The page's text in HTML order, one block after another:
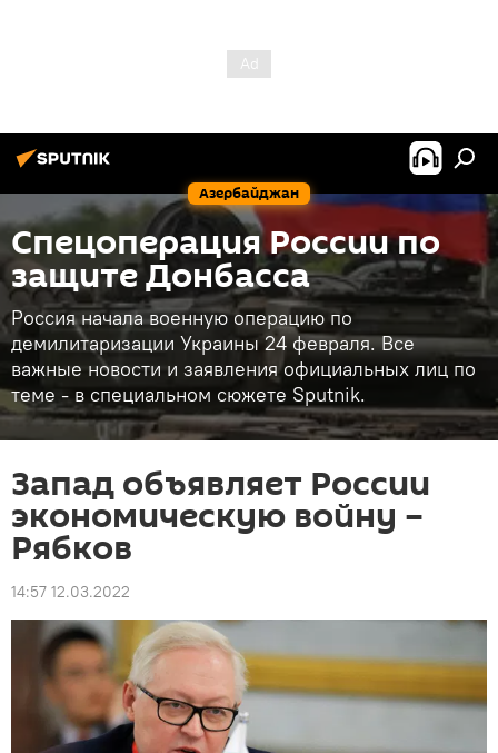
Азербайджан
Спецоперация России по
защите Донбасса
Россия начала военную операцию по
демилитаризации Украины 24 февраля. Все
важные новости и заявления официальных лиц по
теме - в специальном сюжете Sputnik.
Запад объявляет России
экономическую войну –
Рябков
14:57 12.03.2022